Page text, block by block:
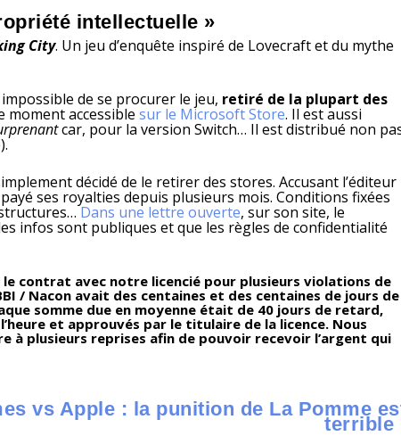
intellectuelle »
City. Un jeu d’enquête inspiré de Lovecraft et du mythe
de se procurer le jeu, retiré de la plupart des
moment accessiblesur le Microsoft Store. Il est aussi
car, pour la version Switch… Il est distribué non
décidé de le retirer des stores. Accusant l’éditeur
ses royalties depuis plusieurs mois. Conditions fixées
Dans une lettre ouverte, sur son site, le
infos sont publiques et que les règles de confidentialité
contrat avec notre licencié pour plusieurs violations de
/ Nacon avait des centaines et des centaines de jours de
somme due en moyenne était de 40 jours de retard,
et approuvés par le titulaire de la licence. Nous
à plusieurs reprises afin de pouvoir recevoir l’argent qui
vs Apple : la punition de La Pomme
terrible